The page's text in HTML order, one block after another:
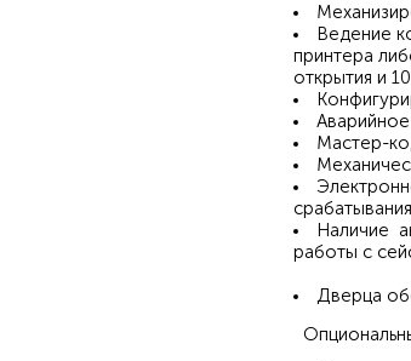
Ведение
принтера
открытия и
Мастер-
срабатывания
Наличие
работы с
Дверца